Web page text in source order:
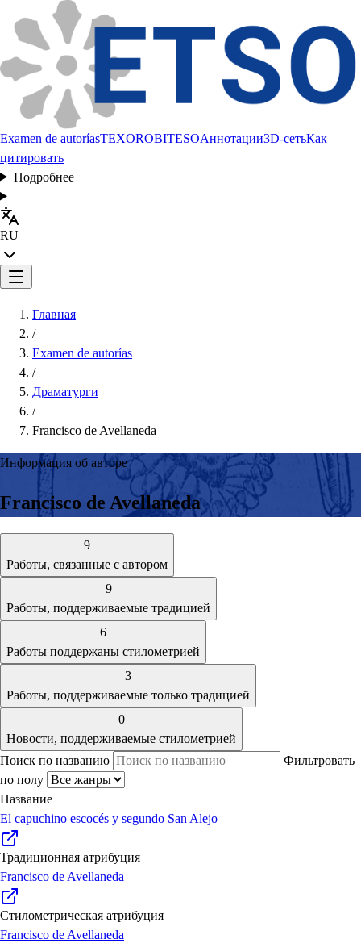
Examen de autoríasTEXOROBITESOАннотации3D-сетьКак
цитировать
Подробнее
RU
Главная
/
Examen de autorías
/
Драматурги
/
Francisco de Avellaneda
Информация об авторе
Francisco de Avellaneda
9
Работы, связанные с автором
9
Работы, поддерживаемые традицией
6
Работы поддержаны стилометрией
3
Работы, поддерживаемые только традицией
0
Новости, поддерживаемые стилометрией
Поиск по названию
Фильтровать
по полу
Название
El capuchino escocés y segundo San Alejo
Традиционная атрибуция
Francisco de Avellaneda
Стилометрическая атрибуция
Francisco de Avellaneda